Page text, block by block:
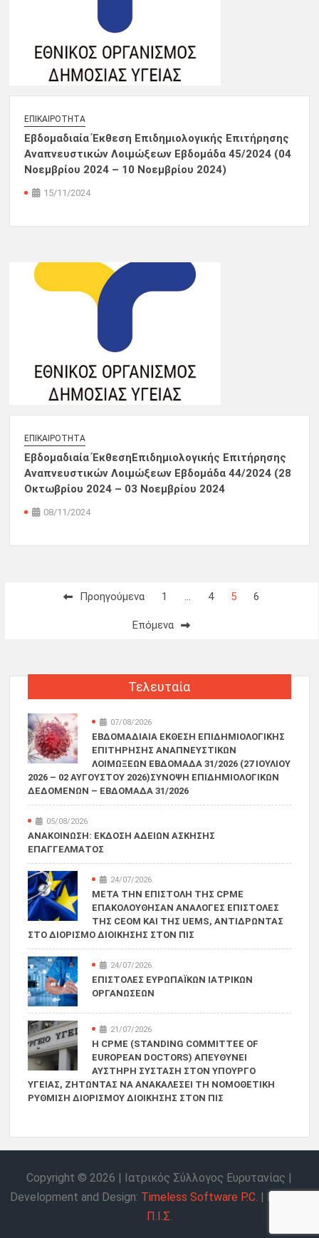
ΕΠΙΚΑΙΡΌΤΗΤΑ
Εβδομαδιαία Έκθεση Επιδημιολογικής Επιτήρησης
Αναπνευστικών Λοιμώξεων Εβδομάδα 45/2024 (04
Νοεμβρίου 2024 – 10 Νοεμβρίου 2024)
15/11/2024
ΕΠΙΚΑΙΡΌΤΗΤΑ
Εβδομαδιαία ΈκθεσηΕπιδημιολογικής Επιτήρησης
Αναπνευστικών Λοιμώξεων Εβδομάδα 44/2024 (28
Οκτωβρίου 2024 – 03 Νοεμβρίου 2024
08/11/2024
Σελιδοποίηση
Προηγούμενα 1 4 5 6
Επόμενα
Τελευταία
07/08/2026
ΕΒΔΟΜΑΔΙΑΊΑ ΈΚΘΕΣΗ ΕΠΙΔΗΜΙΟΛΟΓΙΚΉΣ
ΕΠΙΤΉΡΗΣΗΣ ΑΝΑΠΝΕΥΣΤΙΚΏΝ
ΛΟΙΜΏΞΕΩΝ ΕΒΔΟΜΆΔΑ 31/2026 (27 ΙΟΥΛΊΟΥ
2026 – 02 ΑΥΓΟΎΣΤΟΥ 2026)ΣΎΝΟΨΗ ΕΠΙΔΗΜΙΟΛΟΓΙΚΏΝ
ΔΕΔΟΜΈΝΩΝ – ΕΒΔΟΜΆΔΑ 31/2026
05/08/2026
ΑΝΑΚΟΙΝΩΣΗ: ΈΚΔΟΣΗ ΑΔΕΙΏΝ ΆΣΚΗΣΗΣ
ΕΠΑΓΓΈΛΜΑΤΟΣ
24/07/2026
ΜΕΤΆ ΤΗΝ ΕΠΙΣΤΟΛΉ ΤΗΣ CPME
ΕΠΑΚΟΛΟΎΘΗΣΑΝ ΑΝΆΛΟΓΕΣ ΕΠΙΣΤΟΛΈΣ
ΤΗΣ CEOM ΚΑΙ ΤΗΣ UEMS, ΑΝΤΙΔΡΏΝΤΑΣ
ΣΤΟ ΔΙΟΡΙΣΜΌ ΔΙΟΊΚΗΣΗΣ ΣΤΟΝ ΠΙΣ
24/07/2026
ΕΠΙΣΤΟΛΈΣ ΕΥΡΩΠΑΪΚΏΝ ΙΑΤΡΙΚΏΝ
ΟΡΓΑΝΏΣΕΩΝ
21/07/2026
Η CPME (STANDING COMMITTEE OF
EUROPEAN DOCTORS) ΑΠΕΥΘΎΝΕΙ
ΑΥΣΤΗΡΉ ΣΎΣΤΑΣΗ ΣΤΟΝ ΥΠΟΥΡΓΌ
ΥΓΕΊΑΣ, ΖΗΤΏΝΤΑΣ ΝΑ ΑΝΑΚΑΛΈΣΕΙ ΤΗ ΝΟΜΟΘΕΤΙΚΉ
ΡΎΘΜΙΣΗ ΔΙΟΡΙΣΜΟΎ ΔΙΟΊΚΗΣΗΣ ΣΤΟΝ ΠΙΣ
Copyright © 2026 | Ιατρικός Σύλλογος Ευρυτανίας |
Develοpment and Design: Timeless Software P.C.
Π.Ι.Σ.